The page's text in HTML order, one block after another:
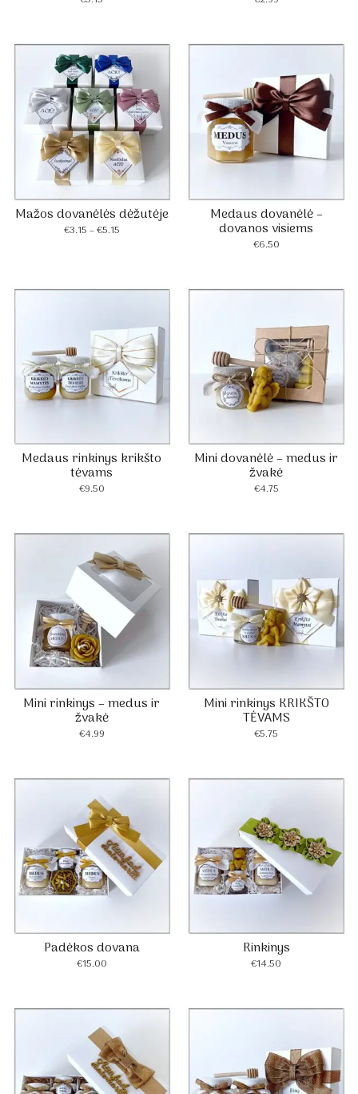
Mažos dovanėlės dėžutėje
€3.15 –€5.15Price
€5.15
Medaus dovanėlė –
dovanos visiems
€6.50
Medaus rinkinys krikšto
tėvams
€9.50
Mini dovanėlė – medus ir
žvakė
€4.75
Mini rinkinys – medus ir
žvakė
€4.99
Mini rinkinys KRIKŠTO
TĖVAMS
€5.75
Padėkos dovana
€15.00
Rinkinys
€14.50